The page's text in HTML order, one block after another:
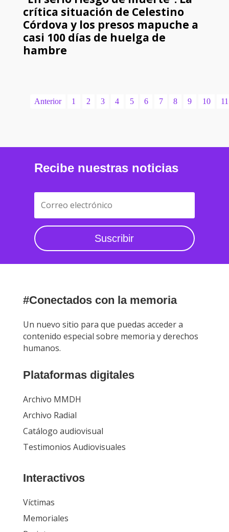
crítica situación de Celestino
Córdova y los presos mapuche a
casi 100 días de huelga de
hambre
Anterior 1 2 3 4 5 6 7 8 9 10 11
Recibe nuestras noticias
Suscribir
#Conectados con la memoria
Un nuevo sitio para que puedas acceder a
contenido especial sobre memoria y derechos
humanos.
Plataformas digitales
Archivo MMDH
Archivo Radial
Catálogo audiovisual
Testimonios Audiovisuales
Interactivos
Víctimas
Memoriales